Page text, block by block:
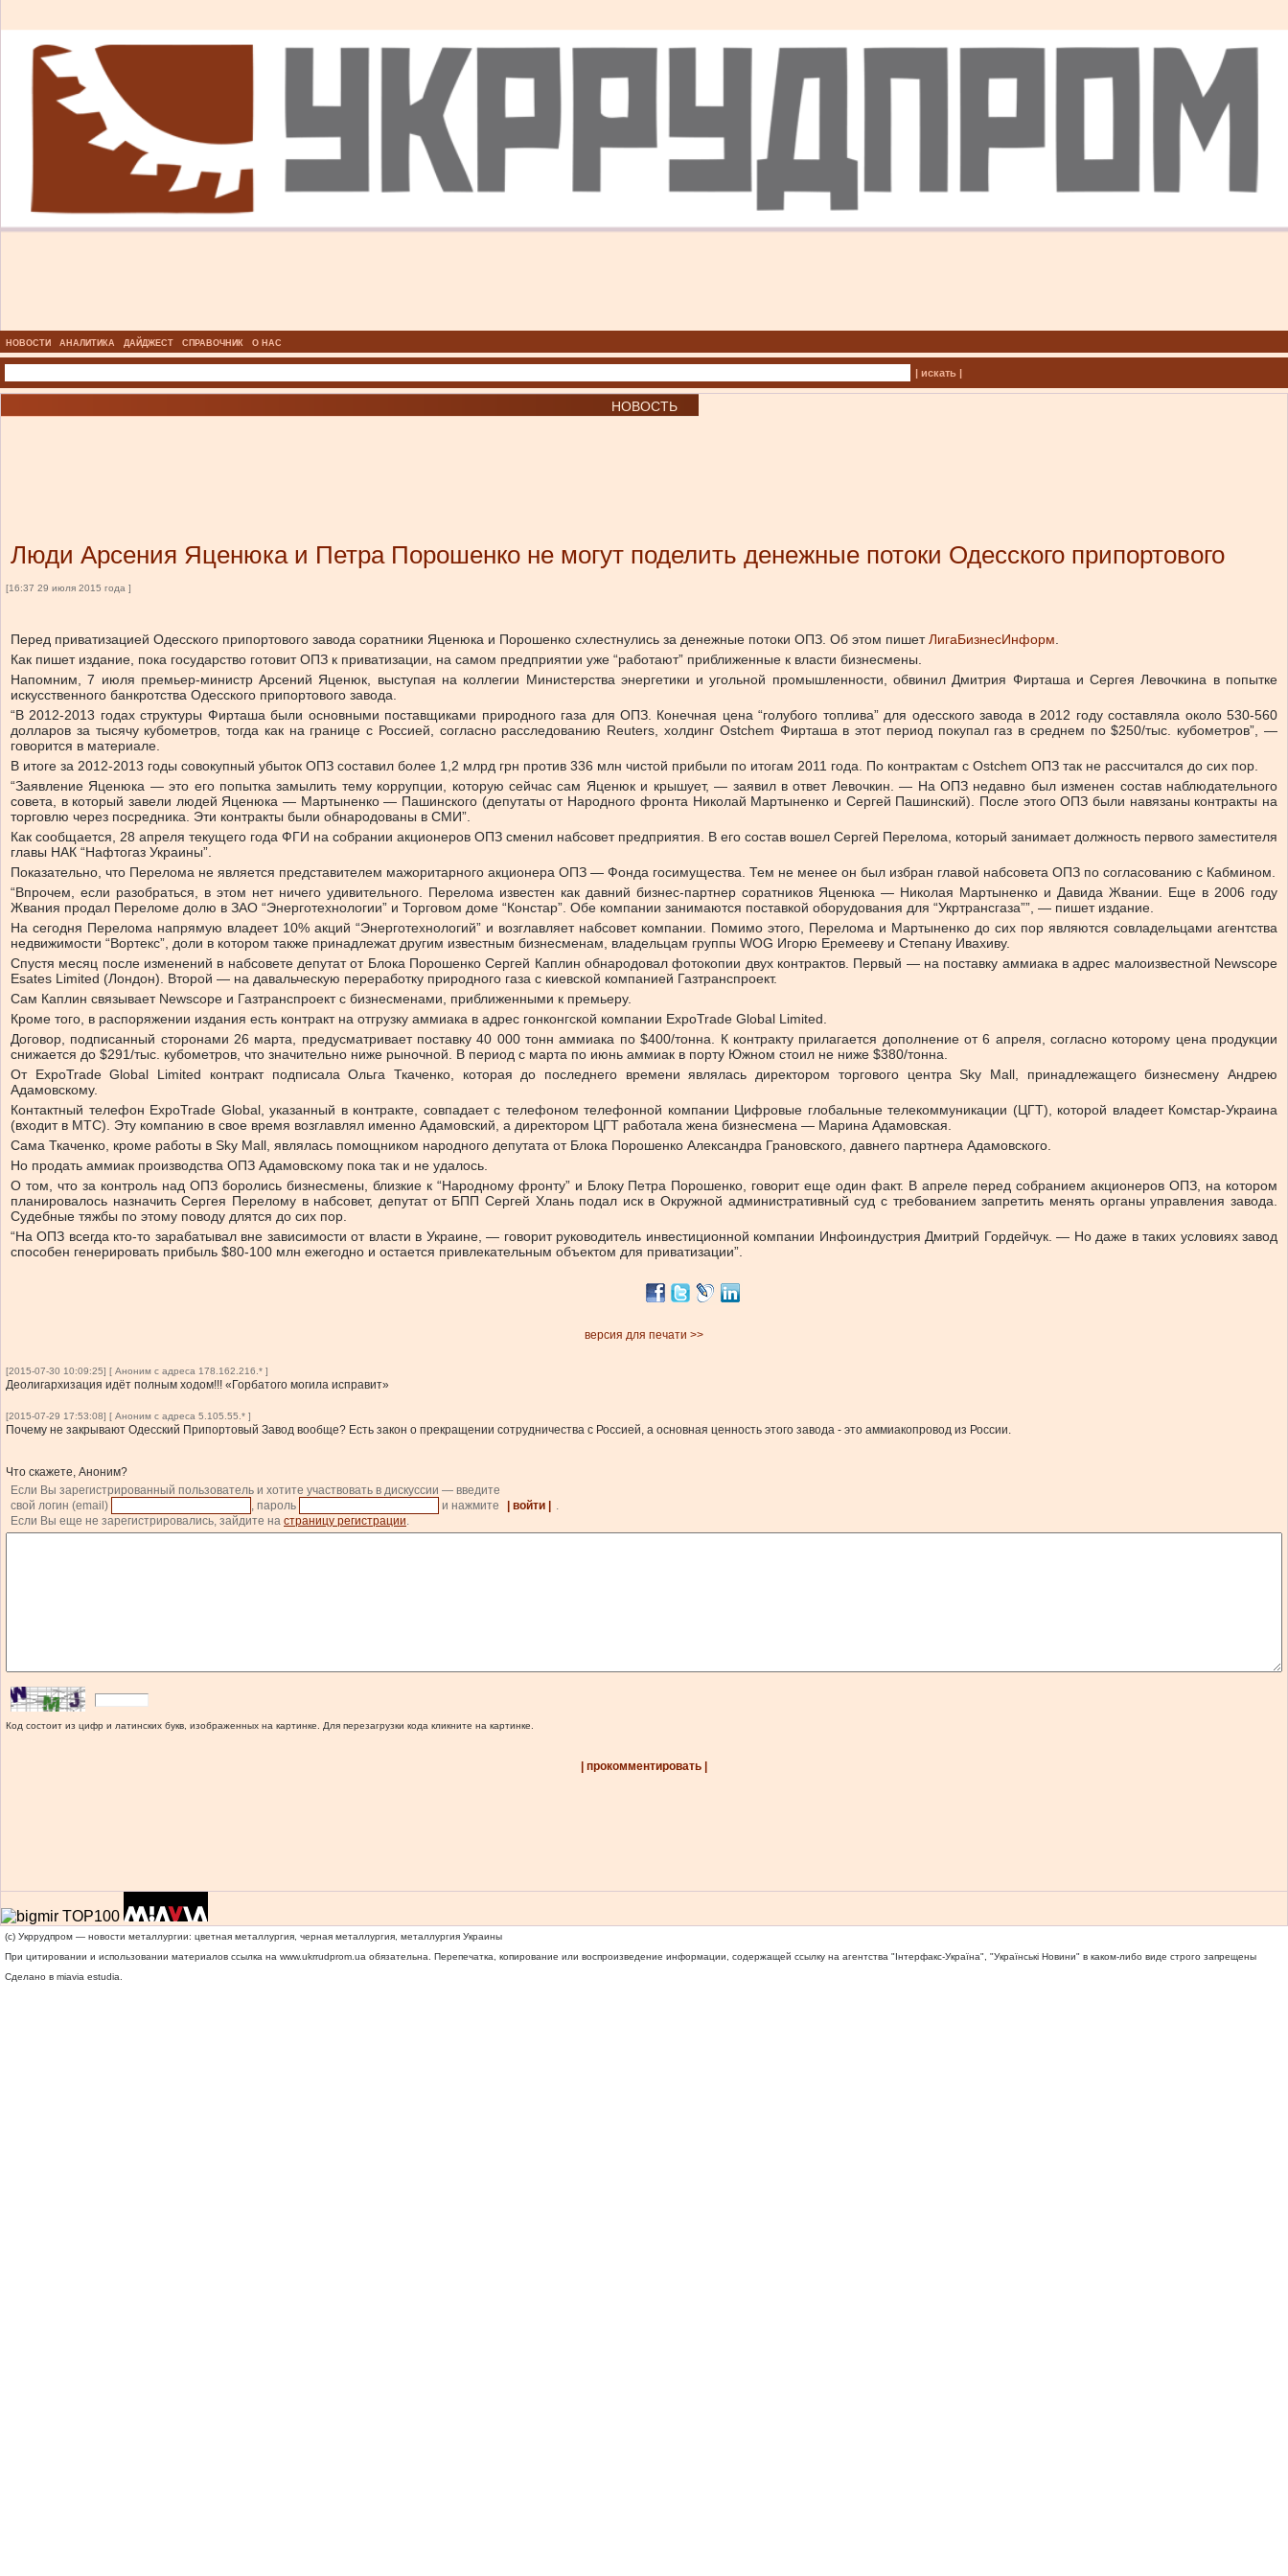
НОВОСТИ АНАЛИТИКА ДАЙДЖЕСТ СПРАВОЧНИК О НАС
| искать |
НОВОСТЬ
Люди Арсения Яценюка и Петра Порошенко не могут поделить денежные потоки Одесского припортового
[16:37 29 июля 2015 года ]
Перед приватизацией Одесского припортового завода соратники Яценюка и Порошенко схлестнулись за денежные потоки ОПЗ. Об этом пишетЛигаБизнесИнформ
Как пишет издание, пока государство готовит ОПЗ к приватизации, на самом предприятии уже “работают” приближенные к власти бизнесмены.
Напомним, 7 июля премьер-министр Арсений Яценюк, выступая на коллегии Министерства энергетики и угольной промышленности, обвинил Дмитрия Фирташа и Сергея Левочкина в попытке
искусственного банкротства Одесского припортового завода.
“В 2012-2013 годах структуры Фирташа были основными поставщиками природного газа для ОПЗ. Конечная цена “голубого топлива” для одесского завода в 2012 году составляла около 530-560
долларов за тысячу кубометров, тогда как на границе с Россией, согласно расследованию Reuters, холдинг Ostchem Фирташа в этот период покупал газ в среднем по $250/тыс. кубометров”, —
говорится в материале.
В итоге за 2012-2013 годы совокупный убыток ОПЗ составил более 1,2 млрд грн против 336 млн чистой прибыли по итогам 2011 года. По контрактам с Ostchem ОПЗ так не рассчитался до сих пор.
“Заявление Яценюка — это его попытка замылить тему коррупции, которую сейчас сам Яценюк и крышует, — заявил в ответ Левочкин. — На ОПЗ недавно был изменен состав наблюдательного
совета, в который завели людей Яценюка — Мартыненко — Пашинского (депутаты от Народного фронта Николай Мартыненко и Сергей Пашинский). После этого ОПЗ были навязаны контракты на
торговлю через посредника. Эти контракты были обнародованы в СМИ”.
Как сообщается, 28 апреля текущего года ФГИ на собрании акционеров ОПЗ сменил набсовет предприятия. В его состав вошел Сергей Перелома, который занимает должность первого заместителя
главы НАК “Нафтогаз Украины”.
Показательно, что Перелома не является представителем мажоритарного акционера ОПЗ — Фонда госимущества. Тем не менее он был избран главой набсовета ОПЗ по согласованию с Кабмином.
“Впрочем, если разобраться, в этом нет ничего удивительного. Перелома известен как давний бизнес-партнер соратников Яценюка — Николая Мартыненко и Давида Жвании. Еще в 2006 году
Жвания продал Переломе долю в ЗАО “Энерготехнологии” и Торговом доме “Констар”. Обе компании занимаются поставкой оборудования для “Укртрансгаза””, — пишет издание.
На сегодня Перелома напрямую владеет 10% акций “Энерготехнологий” и возглавляет набсовет компании. Помимо этого, Перелома и Мартыненко до сих пор являются совладельцами агентства
недвижимости “Вортекс”, доли в котором также принадлежат другим известным бизнесменам, владельцам группы WOG Игорю Еремееву и Степану Ивахиву.
Спустя месяц после изменений в набсовете депутат от Блока Порошенко Сергей Каплин обнародовал фотокопии двух контрактов. Первый — на поставку аммиака в адрес малоизвестной Newscope
Esates Limited (Лондон). Второй — на давальческую переработку природного газа с киевской компанией Газтранспроект.
Сам Каплин связывает Newscope и Газтранспроект с бизнесменами, приближенными к премьеру.
Кроме того, в распоряжении издания есть контракт на отгрузку аммиака в адрес гонконгской компании ExpoTrade Global Limited.
Договор, подписанный сторонами 26 марта, предусматривает поставку 40 000 тонн аммиака по $400/тонна. К контракту прилагается дополнение от 6 апреля, согласно которому цена продукции
снижается до $291/тыс. кубометров, что значительно ниже рыночной. В период с марта по июнь аммиак в порту Южном стоил не ниже $380/тонна.
От ExpoTrade Global Limited контракт подписала Ольга Ткаченко, которая до последнего времени являлась директором торгового центра Sky Mall, принадлежащего бизнесмену Андрею
Адамовскому.
Контактный телефон ExpoTrade Global, указанный в контракте, совпадает с телефоном телефонной компании Цифровые глобальные телекоммуникации (ЦГТ), которой владеет Комстар-Украина
(входит в МТС). Эту компанию в свое время возглавлял именно Адамовский, а директором ЦГТ работала жена бизнесмена — Марина Адамовская.
Сама Ткаченко, кроме работы в Sky Mall, являлась помощником народного депутата от Блока Порошенко Александра Грановского, давнего партнера Адамовского.
Но продать аммиак производства ОПЗ Адамовскому пока так и не удалось.
О том, что за контроль над ОПЗ боролись бизнесмены, близкие к “Народному фронту” и Блоку Петра Порошенко, говорит еще один факт. В апреле перед собранием акционеров ОПЗ, на котором
планировалось назначить Сергея Перелому в набсовет, депутат от БПП Сергей Хлань подал иск в Окружной административный суд с требованием запретить менять органы управления завода.
Судебные тяжбы по этому поводу длятся до сих пор.
“На ОПЗ всегда кто-то зарабатывал вне зависимости от власти в Украине, — говорит руководитель инвестиционной компании Инфоиндустрия Дмитрий Гордейчук. — Но даже в таких условиях завод
способен генерировать прибыль $80-100 млн ежегодно и остается привлекательным объектом для приватизации”.
версия для печати >>
[2015-07-30 10:09:25] [ Аноним с адреса 178.162.216.* ]
Деолигархизация идёт полным ходом!!! «Горбатого могила исправит»
[2015-07-29 17:53:08] [ Аноним с адреса 5.105.55.* ]
Почему не закрывают Одесский Припортовый Завод вообще? Есть закон о прекращении сотрудничества с Россией, а основная ценность этого завода - это аммиакопровод из России.
Что скажете, Аноним?
Если Вы зарегистрированный пользователь и хотите участвовать в дискуссии — введите
свой логин (email)
, пароль и нажмите | войти |
.
Если Вы еще не зарегистрировались, зайдите на страницу регистрации.
Код состоит из цифр и латинских букв, изображенных на картинке. Для перезагрузки кода кликните на картинке.
| прокомментировать |
(c) Укррудпром — новости металлургии: цветная металлургия, черная металлургия, металлургия Украины
При цитировании и использовании материалов ссылка на www.ukrrudprom.ua обязательна. Перепечатка, копирование или воспроизведение информации, содержащей ссылку на агентства "Iнтерфакс-Україна", "Українськi Новини" в каком-либо виде строго запрещены
Сделано в miavia estudia.